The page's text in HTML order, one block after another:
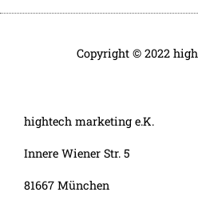
Copyright © 2022
hightech marketing e.K.
Innere Wiener Str. 5
81667 München